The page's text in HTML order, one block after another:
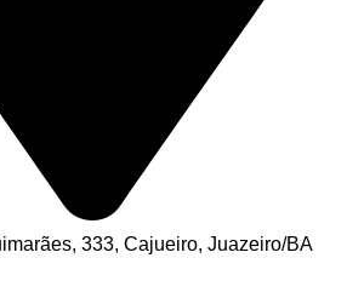
333, Cajueiro, Juazeiro/BA